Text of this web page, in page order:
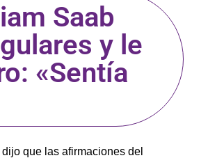
Saab
y le
«Sentía
que las afirmaciones del